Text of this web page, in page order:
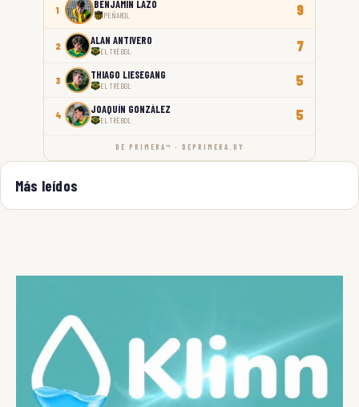
1 BENJAMÍN LAZO
PEÑAROL 9
2 ALAN ANTIVERO
EL TRÉBOL 7
3 THIAGO LIESEGANG
EL TRÉBOL 5
4 JOAQUÍN GONZÁLEZ
EL TRÉBOL 5
DE PRIMERA™ · DEPRIMERA.UY
Más leídos